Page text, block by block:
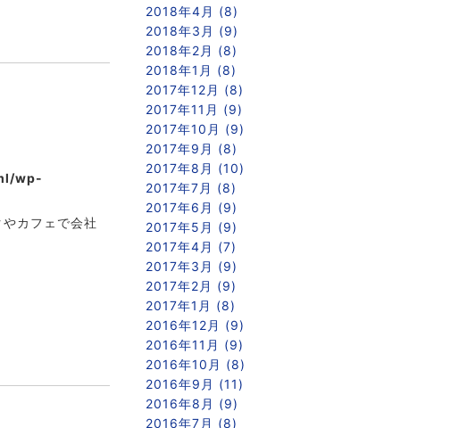
wp-
カフェで会社
2018年4月 (8)
2018年3月 (9)
2018年2月 (8)
2018年1月 (8)
2017年12月 (8)
2017年11月 (9)
2017年10月 (9)
2017年9月 (8)
2017年8月 (10)
2017年7月 (8)
2017年6月 (9)
2017年5月 (9)
2017年4月 (7)
2017年3月 (9)
2017年2月 (9)
2017年1月 (8)
2016年12月 (9)
2016年11月 (9)
2016年10月 (8)
2016年9月 (11)
2016年8月 (9)
2016年7月 (8)